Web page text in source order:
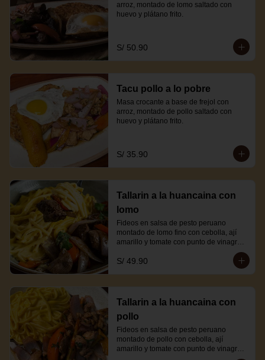
arroz, montado de lomo saltado con
huevo y plátano frito.
S/ 50.90
Tacu pollo a lo pobre
Masa crocante a base de frejol con
arroz, montado de pollo saltado con
huevo y plátano frito.
S/ 35.90
Tallarin a la huancaina con
lomo
Fideos en salsa de pesto peruano
montado de lomo fino con cebolla, ají
amarillo y tomate con punto de vinagre y
S/ 49.90
Tallarin a la huancaina con
pollo
Fideos en salsa de pesto peruano
montado de pollo con cebolla, ají
amarillo y tomate con punto de vinagre y